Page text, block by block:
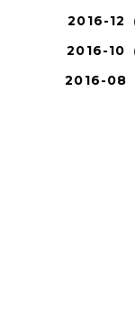
2016-12
2016-10
2016-08